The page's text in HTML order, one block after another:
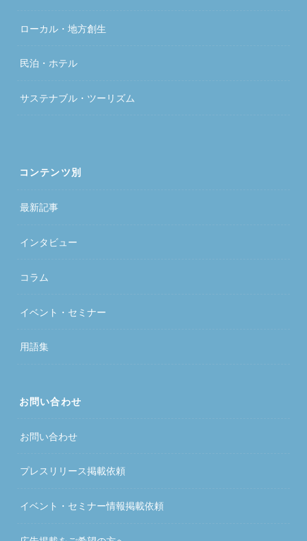
ローカル・地方創生
民泊・ホテル
サステナブル・ツーリズム
コンテンツ別
最新記事
インタビュー
コラム
イベント・セミナー
用語集
お問い合わせ
お問い合わせ
プレスリリース掲載依頼
イベント・セミナー情報掲載依頼